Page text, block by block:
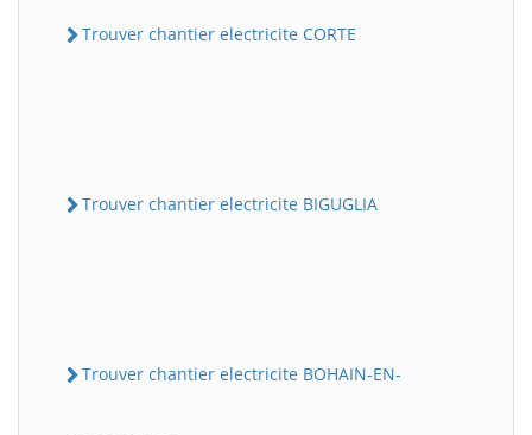
Trouver chantier electricite CORTE
Trouver chantier electricite BIGUGLIA
Trouver chantier electricite BOHAIN-EN-